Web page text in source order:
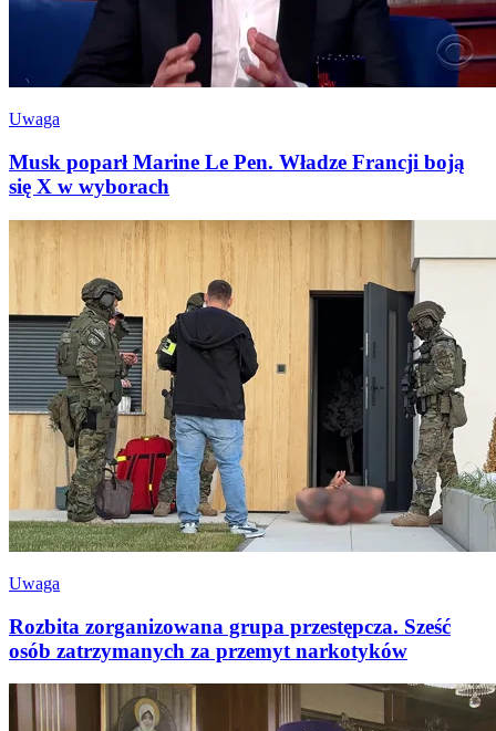
Uwaga
Musk poparł Marine Le Pen. Władze Francji boją
się X w wyborach
Uwaga
Rozbita zorganizowana grupa przestępcza. Sześć
osób zatrzymanych za przemyt narkotyków